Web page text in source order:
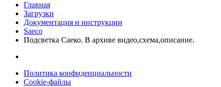
Главная
Загрузки
Документация и инструкции
Saeco
Подсветка Саеко. В архиве видео,схема,описание.
Политика конфиденциальности
Cookie-файлы